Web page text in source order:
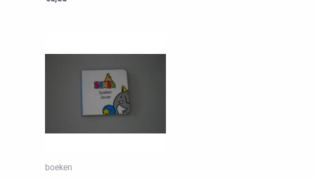
boeken